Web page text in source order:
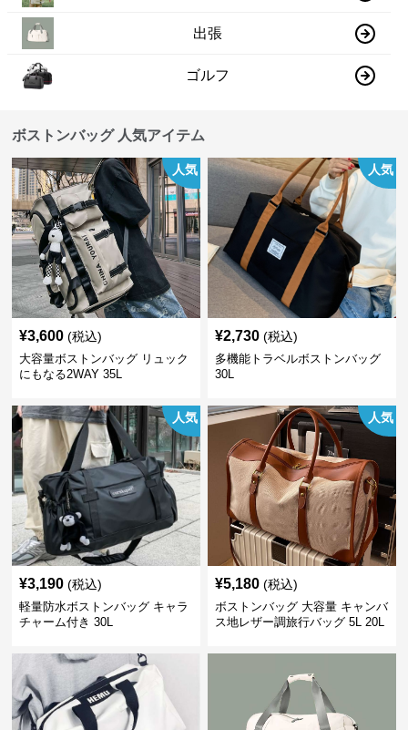
出張
ゴルフ
ボストンバッグ 人気アイテム
人気
¥3,600 (税込)
大容量ボストンバッグ リュック
にもなる2WAY 35L
人気
¥2,730 (税込)
多機能トラベルボストンバッグ
30L
人気
¥3,190 (税込)
軽量防水ボストンバッグ キャラ
チャーム付き 30L
人気
¥5,180 (税込)
ボストンバッグ 大容量 キャンバ
ス地レザー調旅行バッグ 5L 20L